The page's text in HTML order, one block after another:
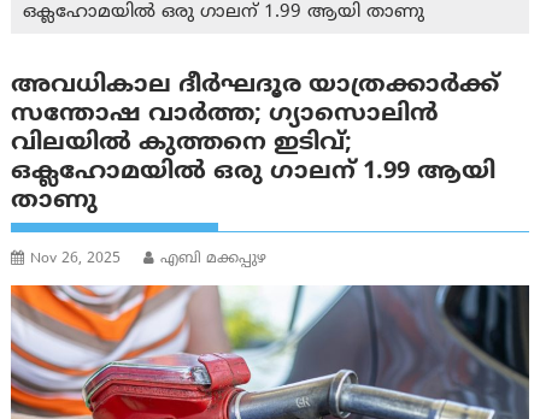
ഒക്ലഹോമയിൽ ഒരു ഗാലന് 1.99 ആയി താണു
അവധികാല ദീർഘദൂര യാത്രക്കാർക്ക്
സന്തോഷ വാർത്ത; ഗ്യാസൊലിൻ
വിലയിൽ കുത്തനെ ഇടിവ്;
ഒക്ലഹോമയിൽ ഒരു ഗാലന് 1.99 ആയി
താണു
Nov 26, 2025 എബി മക്കപ്പുഴ